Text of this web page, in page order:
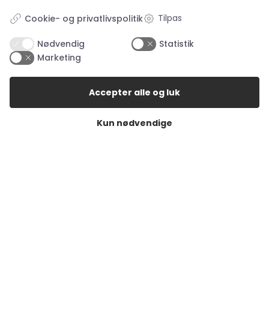
Åbningstider i butikkerne
Åbningstider Haderslev
10:00 – 17:30
Cookie- og privatlivspolitik Tilpas
Nødvendig
Statistik
Marketing
Kun nødvendige
Accepter alle og luk